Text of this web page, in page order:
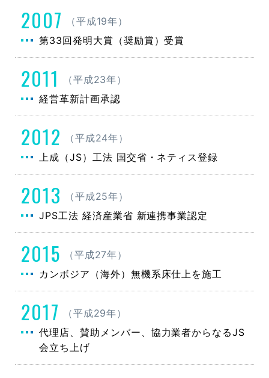
2007
（平成19年）
第33回発明大賞（奨励賞）受賞
2011
（平成23年）
経営革新計画承認
2012
（平成24年）
上成（JS）工法 国交省・ネティス登録
2013
（平成25年）
JPS工法 経済産業省 新連携事業認定
2015 （平成27年）
カンボジア（海外）無機系床仕上を施工
2017
（平成29年）
代理店、賛助メンバー、協力業者からなるJS
会立ち上げ